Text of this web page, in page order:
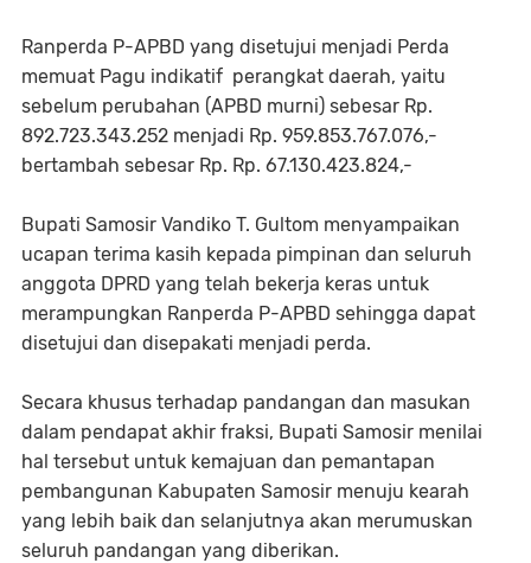
Ranperda P-APBD yang disetujui menjadi Perda
memuat Pagu indikatif perangkat daerah, yaitu
sebelum perubahan (APBD murni) sebesar Rp.
892.723.343.252 menjadi Rp. 959.853.767.076,-
bertambah sebesar Rp. Rp. 67.130.423.824,-
Bupati Samosir Vandiko T. Gultom menyampaikan
ucapan terima kasih kepada pimpinan dan seluruh
anggota DPRD yang telah bekerja keras untuk
merampungkan Ranperda P-APBD sehingga dapat
disetujui dan disepakati menjadi perda.
Secara khusus terhadap pandangan dan masukan
dalam pendapat akhir fraksi, Bupati Samosir menilai
hal tersebut untuk kemajuan dan pemantapan
pembangunan Kabupaten Samosir menuju kearah
yang lebih baik dan selanjutnya akan merumuskan
seluruh pandangan yang diberikan.